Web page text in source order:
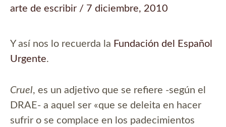
arte de escribir / 7 diciembre, 2010
Y así nos lo recuerda la Fundación del Español
Urgente.
Cruel, es un adjetivo que se refiere -según el
DRAE- a aquel ser «que se deleita en hacer
sufrir o se complace en los padecimientos